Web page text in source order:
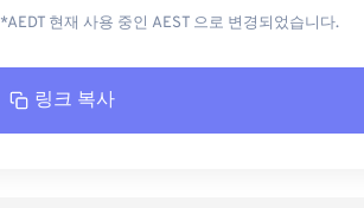
*AEDT 현재 사용 중인 AEST 으로 변경되었습니다.
링크 복사